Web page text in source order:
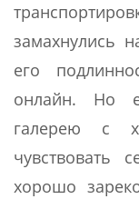
замахнулись
его
онлайн. Но
галерею с
чувствовать
хорошо